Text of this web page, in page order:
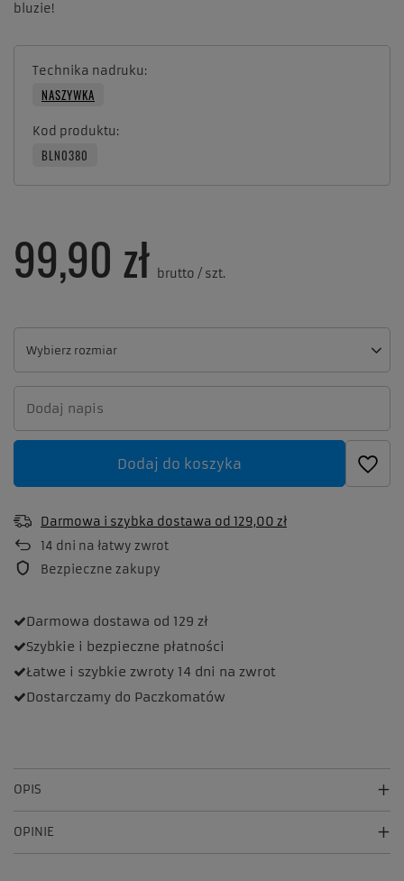
bluzie!
Technika nadruku
NASZYWKA
Kod produktu
BLN0380
Wybierz rozmiar
Wybierz rozmiar
99,90 zł brutto / szt.
Dodaj do koszyka
Darmowa i szybka dostawa od 129,00 zł
14 dni na łatwy zwrot
Bezpieczne zakupy
Darmowa dostawa od 129 zł
Szybkie i bezpieczne płatności
Łatwe i szybkie zwroty 14 dni na zwrot
Dostarczamy do Paczkomatów
OPIS
OPINIE